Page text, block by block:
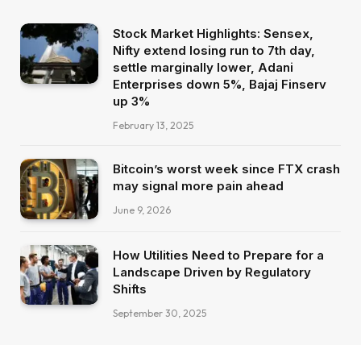
Stock Market Highlights: Sensex,
Nifty extend losing run to 7th day,
settle marginally lower, Adani
Enterprises down 5%, Bajaj Finserv
up 3%
February 13, 2025
Bitcoin’s worst week since FTX crash
may signal more pain ahead
June 9, 2026
How Utilities Need to Prepare for a
Landscape Driven by Regulatory
Shifts
September 30, 2025